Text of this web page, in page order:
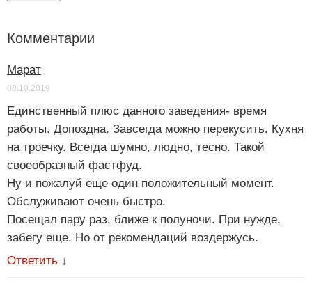
Комментарии
Марат
08.10.2019
Единственный плюс данного заведения- время
работы. Допоздна. Завсегда можно перекусить. Кухня
на троечку. Всегда шумно, людно, тесно. Такой
своеобразный фастфуд.
Ну и пожалуй еще один положительный момент.
Обслуживают очень быстро.
Посещал пару раз, ближе к полуночи. При нужде,
забегу еще. Но от рекомендаций воздержусь.
Ответить ↓